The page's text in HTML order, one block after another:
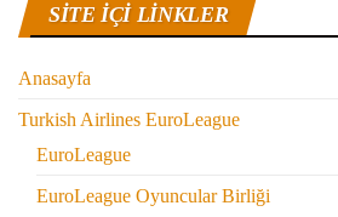
SITE IÇI LINKLER
Anasayfa
Turkish Airlines EuroLeague
EuroLeague
EuroLeague Oyuncular Birliği